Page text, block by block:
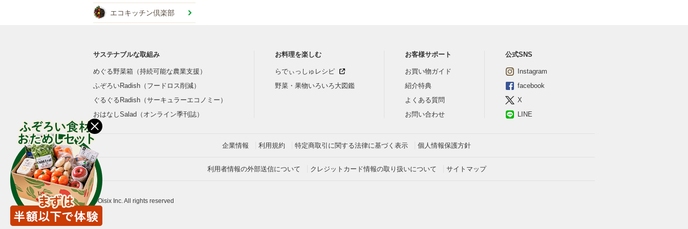
エコキッチン倶楽部
サステナブルな取組み
めぐる野菜箱（持続可能な農業支援）
ふぞろいRadish（フードロス削減）
ぐるぐるRadish（サーキュラーエコノミー）
おはなしSalad（オンライン季刊誌）
お料理を楽しむ
らでぃっしゅレシピ
野菜・果物いろいろ大図鑑
お客様サポート
お買い物ガイド
紹介特典
よくある質問
お問い合わせ
公式SNS
Instagram
facebook
X
LINE
企業情報 利用規約 特定商取引に関する法律に基づく表示 個人情報保護方針
利用者情報の外部送信について クレジットカード情報の取り扱いについて サイトマップ
©Oisix Inc. All rights reserved